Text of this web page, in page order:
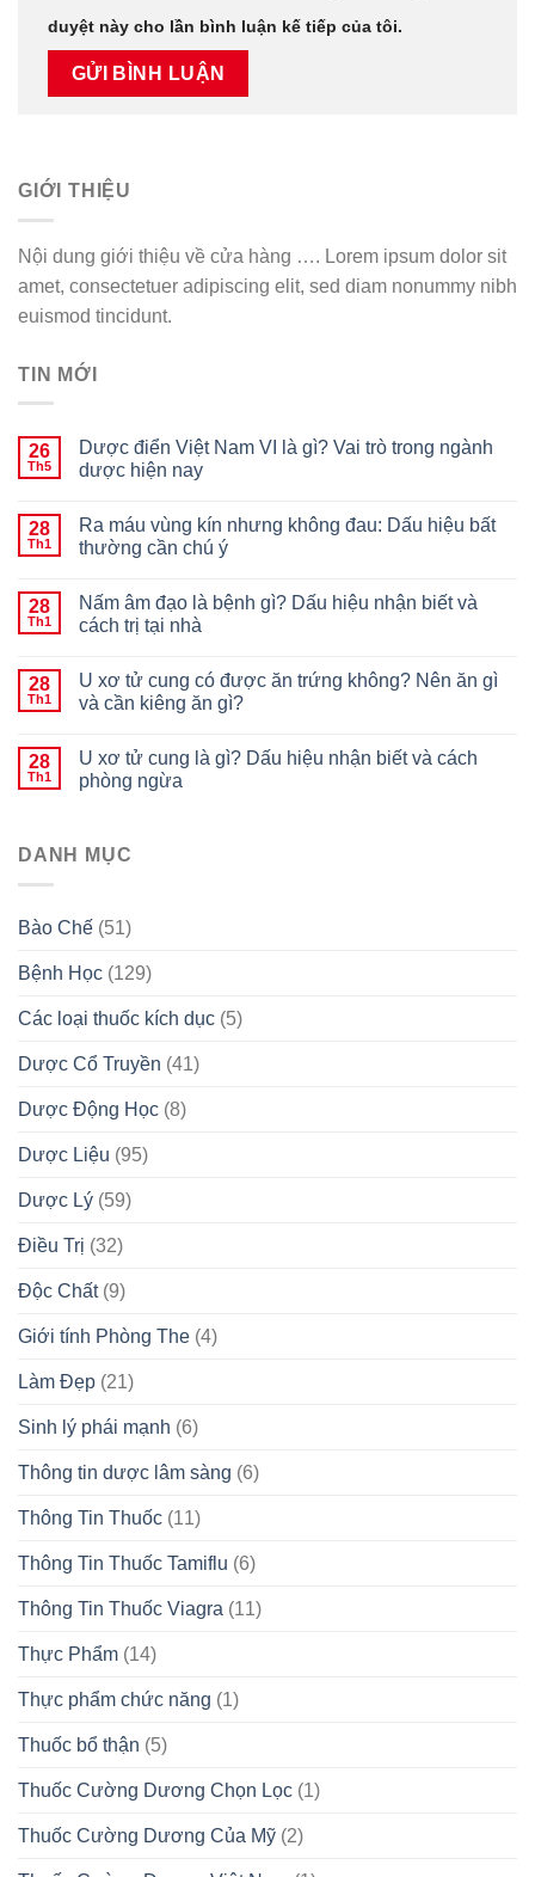
duyệt này cho lần bình luận kế tiếp của tôi.
GIỚI THIỆU
Nội dung giới thiệu về cửa hàng …. Lorem ipsum dolor sit
amet, consectetuer adipiscing elit, sed diam nonummy nibh
euismod tincidunt.
TIN MỚI
26
Th5
Dược điển Việt Nam VI là gì? Vai trò trong ngành
dược hiện nay
28
Th1
Ra máu vùng kín nhưng không đau: Dấu hiệu bất
thường cần chú ý
28
Th1
Nấm âm đạo là bệnh gì? Dấu hiệu nhận biết và
cách trị tại nhà
28
Th1
U xơ tử cung có được ăn trứng không? Nên ăn gì
và cần kiêng ăn gì?
28
Th1
U xơ tử cung là gì? Dấu hiệu nhận biết và cách
phòng ngừa
DANH MỤC
Bào Chế (51)
Bệnh Học (129)
Các loại thuốc kích dục (5)
Dược Cổ Truyền (41)
Dược Động Học (8)
Dược Liệu (95)
Dược Lý (59)
Điều Trị (32)
Độc Chất(9)
Giới tính Phòng The (4)
Làm Đẹp (21)
Sinh lý phái mạnh (6)
Thông tin dược lâm sàng (6)
Thông Tin Thuốc (11)
Thông Tin Thuốc Tamiflu (6)
Thông Tin Thuốc Viagra (11)
Thực Phẩm (14)
Thực phẩm chức năng (1)
Thuốc bổ thận (5)
Thuốc Cường Dương Chọn Lọc (1)
Thuốc Cường Dương Của Mỹ (2)